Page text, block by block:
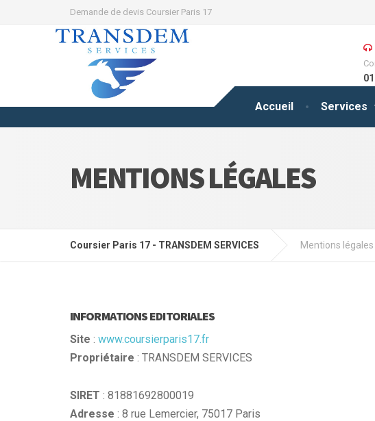
Demande de devis Coursier Paris 17
Accueil Services
MENTIONS LÉGALES
Coursier Paris 17 - TRANSDEM SERVICES Mentions légales
INFORMATIONS EDITORIALES
Site : www.coursierparis17.fr
Propriétaire : TRANSDEM SERVICES
SIRET : 81881692800019
Adresse : 8 rue Lemercier, 75017 Paris